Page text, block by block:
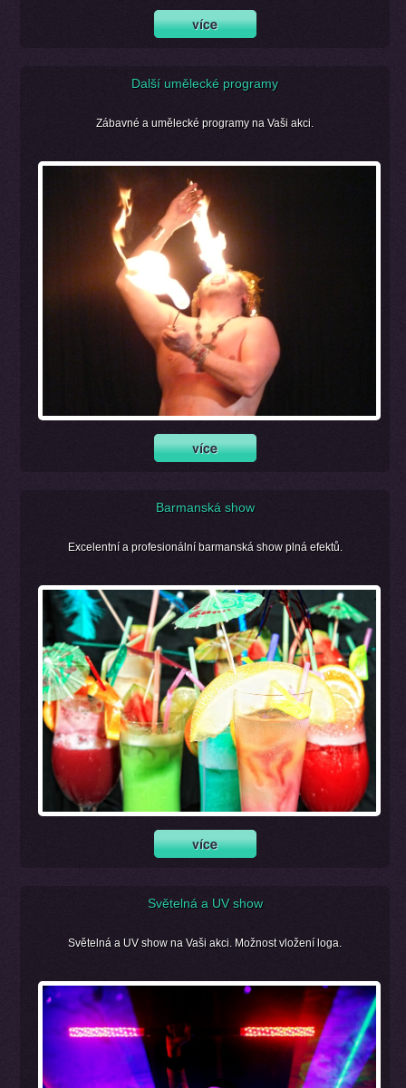
Další umělecké programy
Zábavné a umělecké programy na Vaši akci.
Barmanská show
Excelentní a profesionální barmanská show plná efektů.
Světelná a UV show
Světelná a UV show na Vaši akci. Možnost vložení loga.